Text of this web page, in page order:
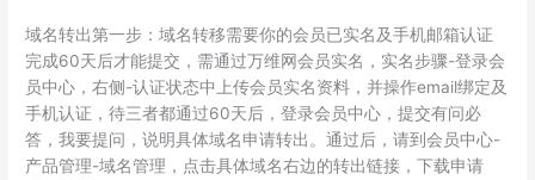
域名转出第一步：域名转移需要你的会员已实名及手机邮箱认证
完成60天后才能提交，需通过万维网会员实名，实名步骤-登录会
员中心，右侧-认证状态中上传会员实名资料，并操作email绑定及
手机认证，待三者都通过60天后，登录会员中心，提交有问必
答，我要提问，说明具体域名申请转出。通过后，请到会员中心-
产品管理-域名管理，点击具体域名右边的转出链接，下载申请